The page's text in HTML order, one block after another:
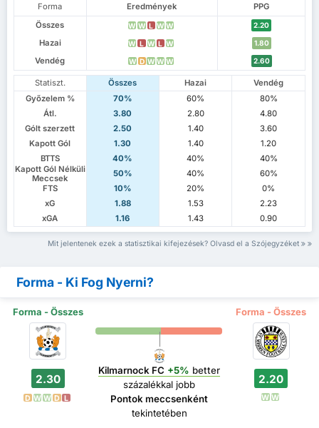
Forma Eredmények
PPG
Összes
W W L W W 2.20
Hazai W L W L W 1.80
Vendég W D W W W 2.60
Statiszt. Összes Hazai
Vendég
Győzelem %
70% 60%
80%
Átl.
3.80 2.80
4.80
Gólt szerzett
2.50 1.40
3.60
Kapott Gól
1.30 1.40
1.20
BTTS
40% 40%
40%
Kapott Gól Nélküli
Meccsek
50% 40%
60%
FTS
10% 20%
0%
xG
1.88 1.53
2.23
xGA
1.16 1.43 0.90
Mit jelentenek ezek a statisztikai kifejezések? Olvasd el a Szójegyzéket
Forma - Ki Fog Nyerni?
Forma - Összes Forma - Összes
2.30
D W W D L
Kilmarnock FC +5% better
százalékkal jobb
Pontok meccsenként
tekintetében
2.20
W W